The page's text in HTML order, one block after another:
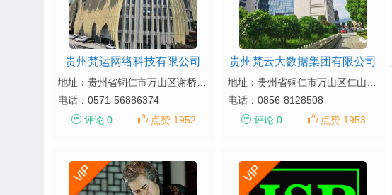
贵州梵运网络科技有限公司
电话： 0571-56886374
评论 0
点赞 1952
贵州梵云大数据集团有限公司
电话： 0856-8128508
评论 0
点赞 1953